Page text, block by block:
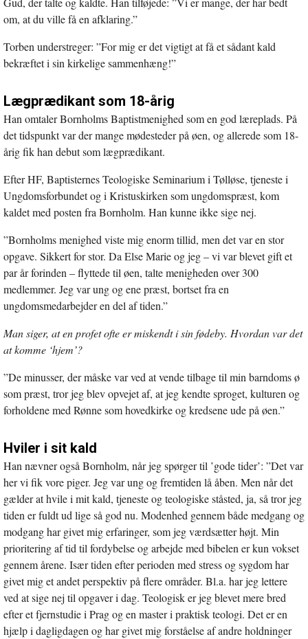
om, at du ville få en afklaring.”
Torben understreger: ”For mig er det vigtigt at få et sådant kald
bekræftet i sin kirkelige sammenhæng!”
Lægprædikant som 18-årig
Han omtaler Bornholms Baptistmenighed som en god læreplads. På
det tidspunkt var der mange mødesteder på øen, og allerede som 18-
årig fik han debut som lægprædikant.
Efter HF, Baptisternes Teologiske Seminarium i Tølløse, tjeneste i
Ungdomsforbundet og i Kristuskirken som ungdomspræst, kom
kaldet med posten fra Bornholm. Han kunne ikke sige nej.
”Bornholms menighed viste mig enorm tillid, men det var en stor
opgave. Sikkert for stor. Da Else Marie og jeg – vi var blevet gift et
par år forinden – flyttede til øen, talte menigheden over 300
medlemmer. Jeg var ung og ene præst, bortset fra en
ungdomsmedarbejder en del af tiden.”
Man siger, at en profet ofte er miskendt i sin fødeby. Hvordan var det
at komme ‘hjem’?
”De minusser, der måske var ved at vende tilbage til min barndoms ø
som præst, tror jeg blev opvejet af, at jeg kendte sproget, kulturen og
forholdene med Rønne som hovedkirke og kredsene ude på øen.”
Hviler i sit kald
Han nævner også Bornholm, når jeg spørger til ’gode tider’: ”Det var
her vi fik vore piger. Jeg var ung og fremtiden lå åben. Men når det
gælder at hvile i mit kald, tjeneste og teologiske ståsted, ja, så tror jeg
tiden er fuldt ud lige så god nu. Modenhed gennem både medgang og
modgang har givet mig erfaringer, som jeg værdsætter højt. Min
prioritering af tid til fordybelse og arbejde med bibelen er kun vokset
gennem årene. Især tiden efter perioden med stress og sygdom har
givet mig et andet perspektiv på flere områder. Bl.a. har jeg lettere
ved at sige nej til opgaver i dag. Teologisk er jeg blevet mere bred
efter et fjernstudie i Prag og en master i praktisk teologi. Det er en
hjælp i dagligdagen og har givet mig forståelse af andre holdninger